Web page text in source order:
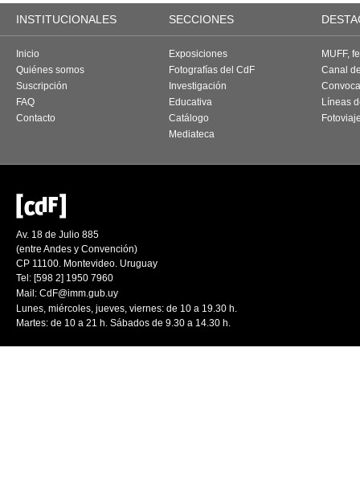
INSTITUCIONALES SECCIONES
Inicio
Quiénes somos
Suscripción
FAQ
Contacto
Exposiciones
Fotografías del CdF
Investigación
Educativa
Catálogo
Mediateca
MUFF,
Canal
Líneas
Av. 18 de Julio 885
(entre Andes y Convención)
CP 11100. Montevideo. Uruguay
Tel: [598 2] 1950 7960
Mail: CdF@imm.gub.uy
Lunes, miércoles, jueves, viernes: de 10 a 19.30 h.
Martes: de 10 a 21 h. Sábados de 9.30 a 14.30 h.